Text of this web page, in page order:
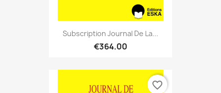
Subscription Journal De La...
€364.00
favorite_border